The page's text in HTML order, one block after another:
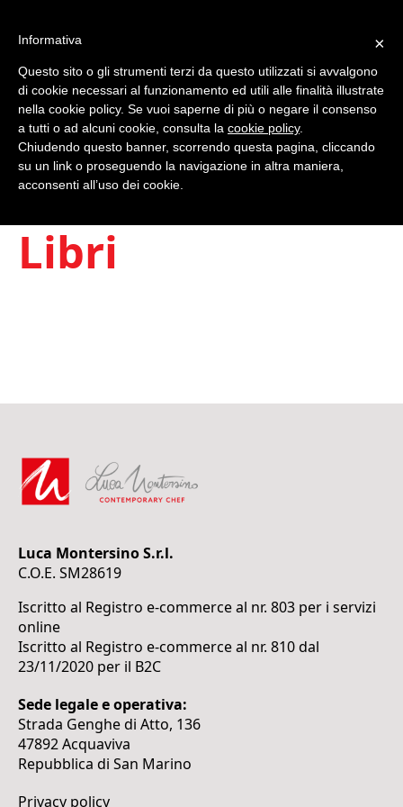
0
Libri
Luca Montersino S.r.l.
C.O.E. SM28619
Iscritto al Registro e-commerce al nr. 803 per i servizi
online
Iscritto al Registro e-commerce al nr. 810 dal
23/11/2020 per il B2C
Sede legale e operativa:
Strada Genghe di Atto, 136
47892 Acquaviva
Repubblica di San Marino
Privacy policy
×
Informativa
Questo sito o gli strumenti terzi da questo utilizzati si avvalgono
di cookie necessari al funzionamento ed utili alle finalità illustrate
nella cookie policy. Se vuoi saperne di più o negare il consenso
a tutti o ad alcuni cookie, consulta la cookie policy.
Chiudendo questo banner, scorrendo questa pagina, cliccando
su un link o proseguendo la navigazione in altra maniera,
acconsenti all’uso dei cookie.